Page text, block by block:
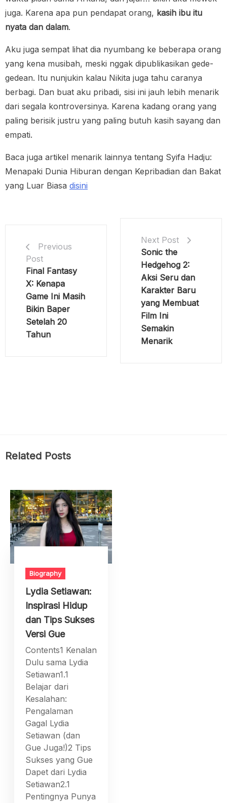
juga. Karena apa pun pendapat orang, kasih ibu itu
nyata dan dalam.
Aku juga sempat lihat dia nyumbang ke beberapa orang
yang kena musibah, meski nggak dipublikasikan gede-
gedean. Itu nunjukin kalau Nikita juga tahu caranya
berbagi. Dan buat aku pribadi, sisi ini jauh lebih menarik
dari segala kontroversinya. Karena kadang orang yang
paling berisik justru yang paling butuh kasih sayang dan
empati.
Baca juga artikel menarik lainnya tentang Syifa Hadju:
Menapaki Dunia Hiburan dengan Kepribadian dan Bakat
yang Luar Biasa disini
Previous
Post
Final Fantasy
X: Kenapa
Game Ini Masih
Bikin Baper
Setelah 20
Tahun
Next Post
Sonic the
Hedgehog 2:
Aksi Seru dan
Karakter Baru
yang Membuat
Film Ini
Semakin
Menarik
Related Posts
Biography
Lydia Setiawan:
Inspirasi Hidup
dan Tips Sukses
Versi Gue
Contents1 Kenalan
Dulu sama Lydia
Setiawan1.1
Belajar dari
Kesalahan:
Pengalaman
Gagal Lydia
Setiawan (dan
Gue Juga!)2 Tips
Sukses yang Gue
Dapet dari Lydia
Setiawan2.1
Pentingnya Punya